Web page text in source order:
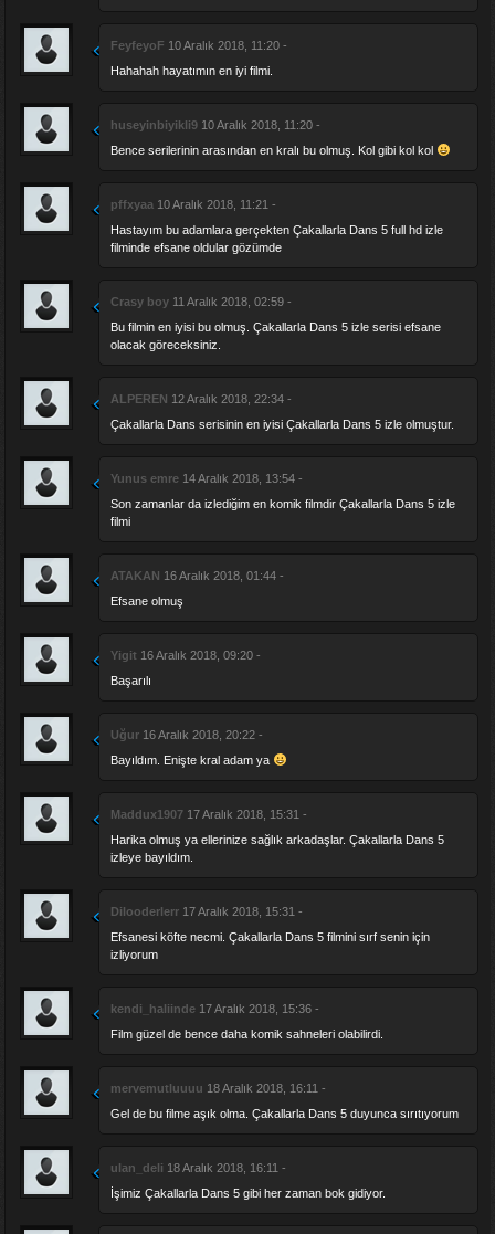
FeyfeyoF 10 Aralık 2018, 11:20 -
Hahahah hayatımın en iyi filmi.
huseyinbiyikli9 10 Aralık 2018, 11:20 -
Bence serilerinin arasından en kralı bu olmuş. Kol gibi kol kol
pffxyaa 10 Aralık 2018, 11:21 -
Hastayım bu adamlara gerçekten Çakallarla Dans 5 full hd izle
filminde efsane oldular gözümde
Crasy boy 11 Aralık 2018, 02:59 -
Bu filmin en iyisi bu olmuş. Çakallarla Dans 5 izle serisi efsane
olacak göreceksiniz.
ALPEREN 12 Aralık 2018, 22:34 -
Çakallarla Dans serisinin en iyisi Çakallarla Dans 5 izle olmuştur.
Yunus emre 14 Aralık 2018, 13:54 -
Son zamanlar da izlediğim en komik filmdir Çakallarla Dans 5 izle
filmi
ATAKAN 16 Aralık 2018, 01:44 -
Efsane olmuş
Yigit 16 Aralık 2018, 09:20 -
Başarılı
Uğur 16 Aralık 2018, 20:22 -
Bayıldım. Enişte kral adam ya
Maddux1907 17 Aralık 2018, 15:31 -
Harika olmuş ya ellerinize sağlık arkadaşlar. Çakallarla Dans 5
izleye bayıldım.
Dilooderlerr 17 Aralık 2018, 15:31 -
Efsanesi köfte necmi. Çakallarla Dans 5 filmini sırf senin için
izliyorum
kendi_haliinde 17 Aralık 2018, 15:36 -
Film güzel de bence daha komik sahneleri olabilirdi.
mervemutluuuu 18 Aralık 2018, 16:11 -
Gel de bu filme aşık olma. Çakallarla Dans 5 duyunca sırıtıyorum
ulan_deli 18 Aralık 2018, 16:11 -
İşimiz Çakallarla Dans 5 gibi her zaman bok gidiyor.